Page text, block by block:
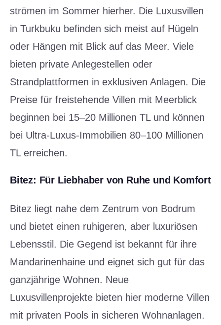
strömen im Sommer hierher. Die Luxusvillen
in Turkbuku befinden sich meist auf Hügeln
oder Hängen mit Blick auf das Meer. Viele
bieten private Anlegestellen oder
Strandplattformen in exklusiven Anlagen. Die
Preise für freistehende Villen mit Meerblick
beginnen bei 15–20 Millionen TL und können
bei Ultra-Luxus-Immobilien 80–100 Millionen
TL erreichen.
Bitez: Für Liebhaber von Ruhe und Komfort
Bitez liegt nahe dem Zentrum von Bodrum
und bietet einen ruhigeren, aber luxuriösen
Lebensstil. Die Gegend ist bekannt für ihre
Mandarinenhaine und eignet sich gut für das
ganzjährige Wohnen. Neue
Luxusvillenprojekte bieten hier moderne Villen
mit privaten Pools in sicheren Wohnanlagen.